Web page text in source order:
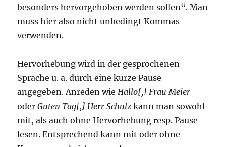
besonders hervorgehoben werden sollen“. Man
muss hier also nicht unbedingt Kommas
verwenden.
Hervorhebung wird in der gesprochenen
Sprache u. a. durch eine kurze Pause
angegeben. Anreden wieHallo[,] Frau Meier
oderGuten Tag[,] Herr Schulz kann man sowohl
mit, als auch ohne Hervorhebung resp. Pause
lesen. Entsprechend kann mit oder ohne